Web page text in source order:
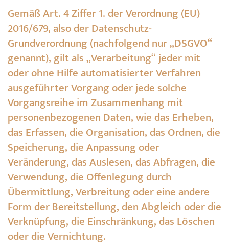
Gemäß Art. 4 Ziffer 1. der Verordnung (EU)
2016/679, also der Datenschutz-
Grundverordnung (nachfolgend nur „DSGVO“
genannt), gilt als „Verarbeitung“ jeder mit
oder ohne Hilfe automatisierter Verfahren
ausgeführter Vorgang oder jede solche
Vorgangsreihe im Zusammenhang mit
personenbezogenen Daten, wie das Erheben,
das Erfassen, die Organisation, das Ordnen, die
Speicherung, die Anpassung oder
Veränderung, das Auslesen, das Abfragen, die
Verwendung, die Offenlegung durch
Übermittlung, Verbreitung oder eine andere
Form der Bereitstellung, den Abgleich oder die
Verknüpfung, die Einschränkung, das Löschen
oder die Vernichtung.